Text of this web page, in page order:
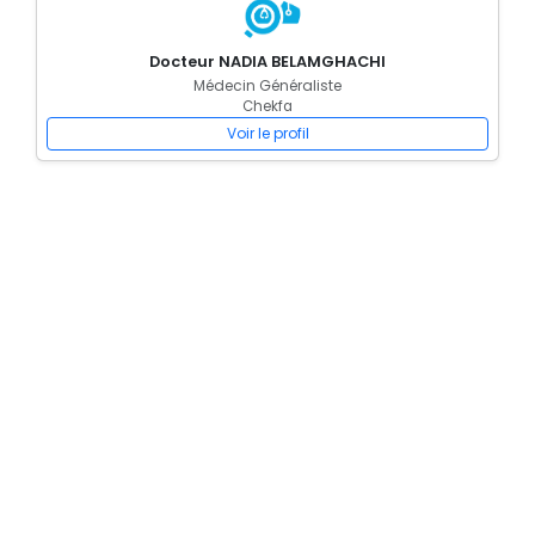
Docteur NADIA BELAMGHACHI
Médecin Généraliste
Chekfa
Voir le profil